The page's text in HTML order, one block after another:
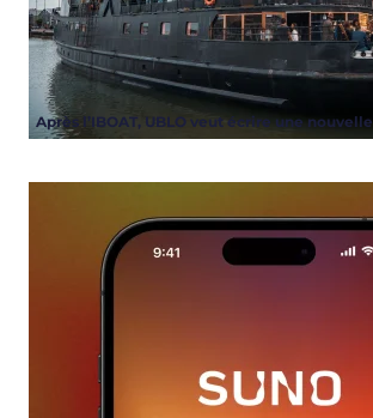
Après l’IBOAT, UBLO veut écrire une